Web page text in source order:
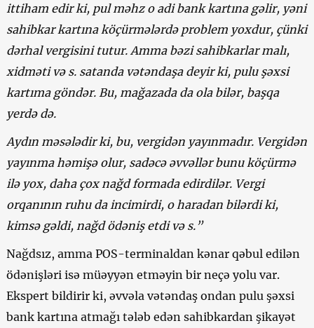
ittiham edir ki, pul məhz o adi bank kartına gəlir, yəni
sahibkar kartına köçürmələrdə problem yoxdur, çünki
dərhal vergisini tutur. Amma bəzi sahibkarlar malı,
xidməti və s. satanda vətəndaşa deyir ki, pulu şəxsi
kartıma göndər. Bu, mağazada da ola bilər, başqa
yerdə də.
Aydın məsələdir ki, bu, vergidən yayınmadır. Vergidən
yayınma həmişə olur, sadəcə əvvəllər bunu köçürmə
ilə yox, daha çox nağd formada edirdilər. Vergi
orqanının ruhu da incimirdi, o haradan bilərdi ki,
kimsə gəldi, nağd ödəniş etdi və s.”
Nağdsız, amma POS-terminaldan kənar qəbul edilən
ödənişləri isə müəyyən etməyin bir neçə yolu var.
Ekspert bildirir ki, əvvəla vətəndaş ondan pulu şəxsi
bank kartına atmağı tələb edən sahibkardan şikayət